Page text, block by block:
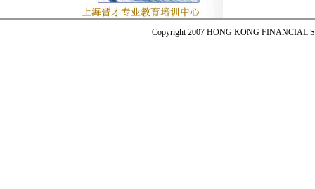
Copyright 2007 HONG KONG FINANCIAL